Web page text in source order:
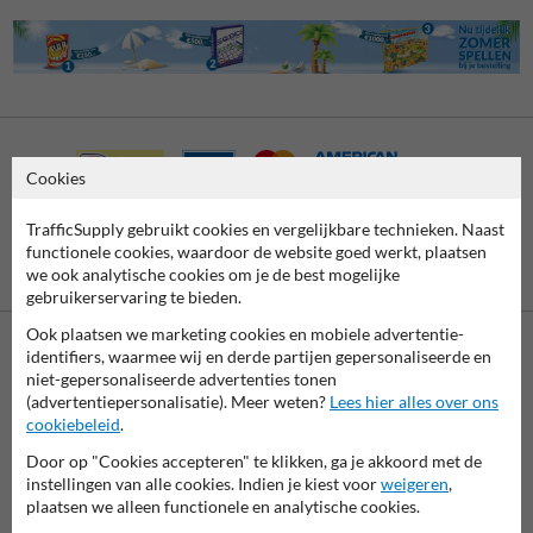
Vooruitbetaling
per bank
is mogelijk
Neem contact op met onze productspecialist
Matthias!
We zijn vandaag tot 17.00 telefonisch bereikbaar voor
al je vragen over onze producten en diensten.
011 495 473 bereikbaar tot 17.00
Cookies
TrafficSupply gebruikt cookies en vergelijkbare technieken. Naast
functionele cookies, waardoor de website goed werkt, plaatsen
we ook analytische cookies om je de best mogelijke
gebruikerservaring te bieden.
Ook plaatsen we marketing cookies en mobiele advertentie-
identifiers, waarmee wij en derde partijen gepersonaliseerde en
niet-gepersonaliseerde advertenties tonen
(advertentiepersonalisatie). Meer weten? Lees hier alles over ons
cookiebeleid.
Door op "Cookies accepteren" te klikken, ga je akkoord met de
instellingen van alle cookies. Indien je kiest voorweigeren,
plaatsen we alleen functionele en analytische cookies.